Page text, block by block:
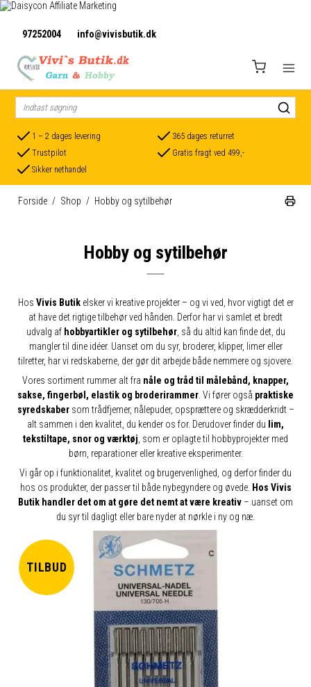
97252004 info@vivisbutik.dk
1 – 2 dages levering
365 dages returret
Trustpilot
Gratis fragt ved 499,-
Sikker nethandel
Forside / Shop / Hobby og sytilbehør
Hobby og sytilbehør
Hos Vivis Butikelsker vi kreative projekter – og vi ved, hvor vigtigt det er
at have det rigtige tilbehør ved hånden. Derfor har vi samlet et bredt
udvalg af hobbyartikler og sytilbehør, så du altid kan finde det, du
mangler til dine idéer. Uanset om du syr, broderer, klipper, limer eller
tilretter, har vi redskaberne, der gør dit arbejde både nemmere og sjovere.
Vores sortiment rummer alt fra nåle og tråd til målebånd, knapper,
sakse, fingerbøl, elastik og broderirammer . Vi fører også praktiske
syredskabersom trådfjerner, nålepuder, opsprættere og skrædderkridt –
alt sammen i den kvalitet, du kender os for. Derudover finder du lim,
tekstiltape, snor og værktøj , som er oplagte til hobbyprojekter med
børn, reparationer eller kreative eksperimenter.
Vi går op i funktionalitet, kvalitet og brugervenlighed, og derfor finder du
hos os produkter, der passer til både nybegyndere og øvede. Hos Vivis
Butik handler det om at gøre det nemt at være kreativ – uanset om
du syr til dagligt eller bare nyder at nørkle i ny og næ.
TILBUD